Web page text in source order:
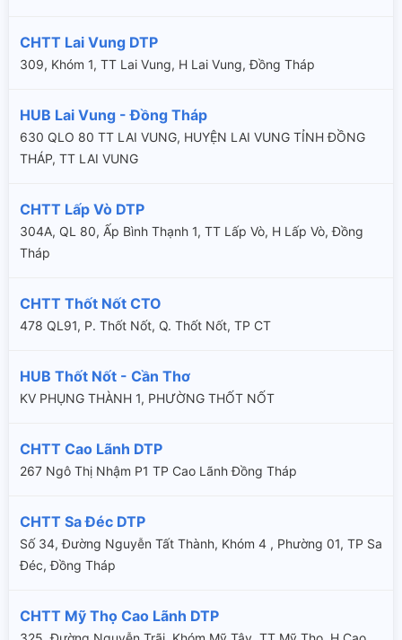
CHTT Lai Vung DTP
309, Khóm 1, TT Lai Vung, H Lai Vung, Đồng Tháp
HUB Lai Vung - Đồng Tháp
630 QLO 80 TT LAI VUNG, HUYỆN LAI VUNG TỈNH ĐỒNG
THÁP, TT LAI VUNG
CHTT Lấp Vò DTP
304A, QL 80, Ấp Bình Thạnh 1, TT Lấp Vò, H Lấp Vò, Đồng
Tháp
CHTT Thốt Nốt CTO
478 QL91, P. Thốt Nốt, Q. Thốt Nốt, TP CT
HUB Thốt Nốt - Cần Thơ
KV PHỤNG THÀNH 1, PHƯỜNG THỐT NỐT
CHTT Cao Lãnh DTP
267 Ngô Thị Nhậm P1 TP Cao Lãnh Đồng Tháp
CHTT Sa Đéc DTP
Số 34, Đường Nguyễn Tất Thành, Khóm 4 , Phường 01, TP Sa
Đéc, Đồng Tháp
CHTT Mỹ Thọ Cao Lãnh DTP